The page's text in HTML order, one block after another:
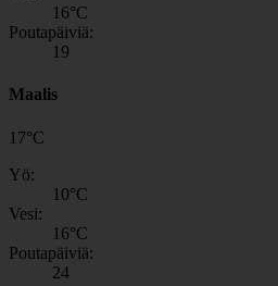
16°C
Poutapäiviä:
19
Maalis
17°C
Yö:
10°C
Vesi:
16°C
Poutapäiviä:
24